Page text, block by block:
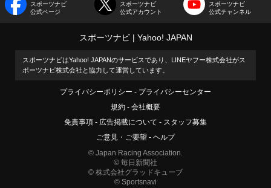
スポーツナビ
公式ページ
スポーツナビ
公式アカウント
スポーツナビ
公式チャンネル
スポーツナビ Yahoo! JAPAN
スポーツナビはYahoo! JAPANのサービスであり、LINEヤフー株式会社がス
ポーツナビ株式会社と協力して運営しています。
プライバシーポリシー
プライバシーセンター
規約
会社概要
免責事項
広告掲載について
スタッフ募集
ご意見・ご要望
ヘルプ
© Japan Racing Association.
© 毎日新聞社
© 株式会社グラッドキューブ
© Sportsnavi